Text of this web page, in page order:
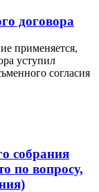
договора
применяется,
уступил
согласия
собрания
по вопросу,